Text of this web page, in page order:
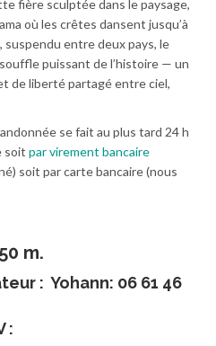
fière sculptée dans le paysage,
où les crêtes dansent jusqu’à
suspendu entre deux pays, le
puissant de l’histoire — un
de liberté partagé entre ciel,
se fait au plus tard 24 h
soit par virement bancaire
soit par carte bancaire (nous
m.
: Yohann: 06 61 46
: